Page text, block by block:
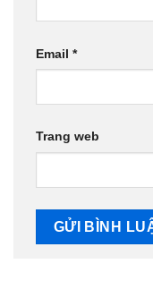
Email *
Trang web